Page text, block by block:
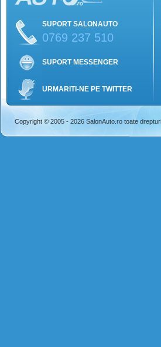
SUPORT SALONAUTO
0769 237 510
SUPORT MESSENGER
URMARITI-NE PE TWITTER
Copyright © 2005 - 2026 SalonAuto.ro toate